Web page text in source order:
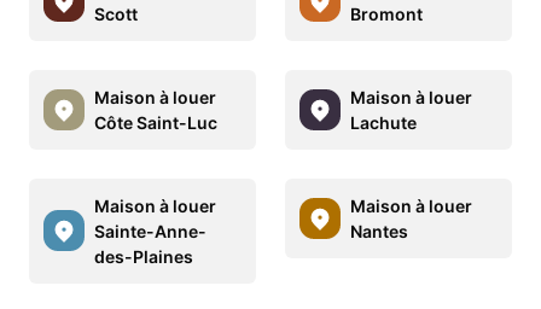
Scott
Bromont
Maison à louer
Côte Saint-Luc
Maison à louer
Lachute
Maison à louer
Sainte-Anne-
des-Plaines
Maison à louer
Nantes